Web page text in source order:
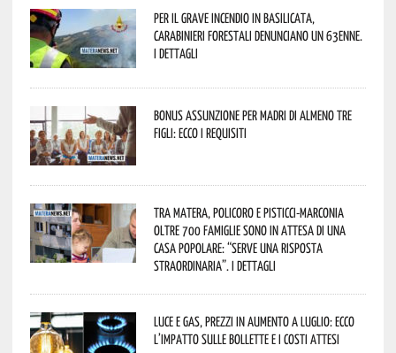
Per il grave incendio in Basilicata,
Carabinieri forestali denunciano un 63enne.
I dettagli
Bonus assunzione per madri di almeno tre
figli: ecco i requisiti
Tra Matera, Policoro e Pisticci-Marconia
oltre 700 famiglie sono in attesa di una
casa popolare: “serve una risposta
straordinaria”. I dettagli
Luce e gas, prezzi in aumento a luglio: ecco
l’impatto sulle bollette e i costi attesi